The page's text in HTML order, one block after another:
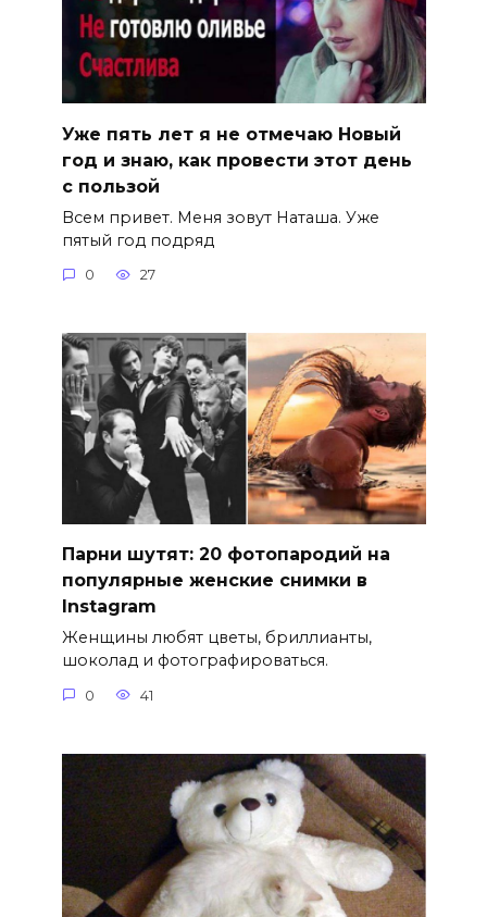
Уже пять лет я не отмечаю Новый
год и знаю, как провести этот день
с пользой
Всем привет. Меня зовут Наташа. Уже
пятый год подряд
0 27
Парни шутят: 20 фотопародий на
популярные женские снимки в
Instagram
Женщины любят цветы, бриллианты,
шоколад и фотографироваться.
0 41